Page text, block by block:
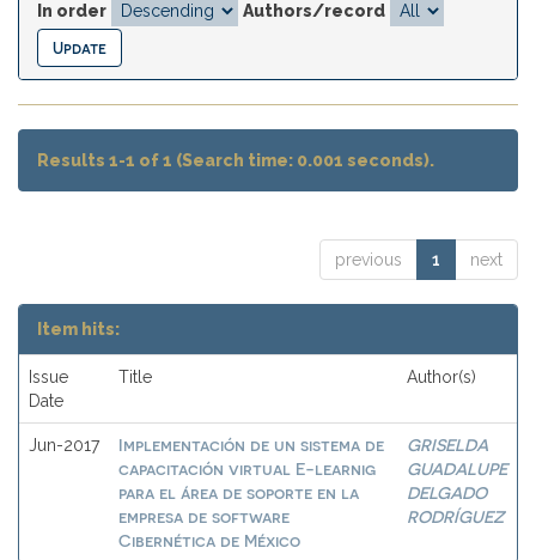
In order
Authors/record
Results 1-1 of 1 (Search time: 0.001 seconds).
previous 1 next
Item hits:
Issue
Date
Title Author(s)
Jun-2017
Implementación de un sistema de
capacitación virtual E-learnig
para el área de soporte en la
empresa de software
Cibernética de México
GRISELDA
GUADALUPE
DELGADO
RODRÍGUEZ